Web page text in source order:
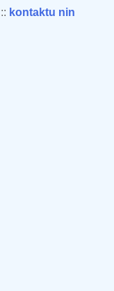
:: kontaktu nin